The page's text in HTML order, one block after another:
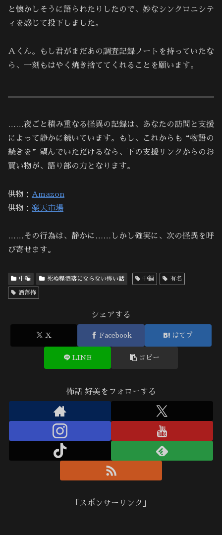
と懐かしそうに語られたりしたので、妙なシンクロニシテ
ィを感じて投下しました。
Ａくん。もし君がまだあの調査記録ノートを持っていたな
ら、一刻もはやく焼き捨ててくれることを願います。
……夜ごと積み重なる怪異の記録は、あなたの訪問と支援
によって静かに続いています。もし、これからも“物語の
続きを”望んでいただけるなら、下の支援リンクからのお
買い物が、語り部の力となります。
供物： Amazon
供物： 楽天市場
……その行為は、静かに……しかし確実に、次の怪異を呼
び寄せます。
中編 死ぬ程洒落にならない怖い話 中編 有名
洒落怖
シェアする
X Facebook はてブ
LINE コピー
怖話 好美をフォローする
「スポンサーリンク」